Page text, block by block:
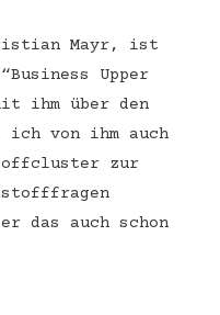
Mayr, ist
Upper
ihm über den
von ihm auch
zur
das auch schon